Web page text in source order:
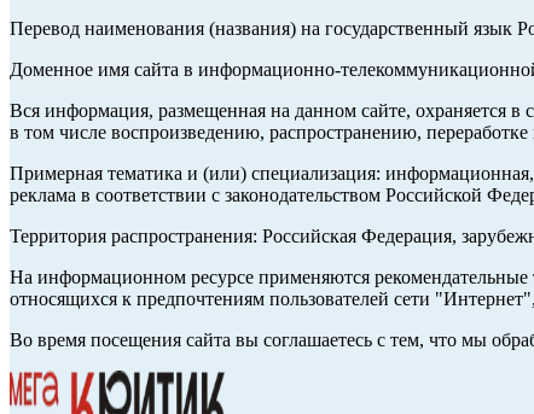
Перевод наименования (названия) на государственный язык
Доменное имя сайта в информационно-
Вся информация, размещенная на данном сайте, охраняется
в том числе воспроизведению, распространению,
Примерная тематика и (или) специализация: информационная,
реклама в соответствии с законодательством Российской
Территория распространения: Российская Федерация,
На информационном ресурсе применяются
относящихся к предпочтениям пользователей сети
Во время посещения сайта вы соглашаетесь с тем, что мы